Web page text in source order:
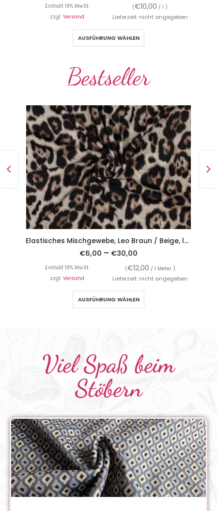
Enthält 19% MwSt. (€10,00 / 1 )
zzgl. Versand Lieferzeit: nicht angegeben
AUSFÜHRUNG WÄHLEN
Bestseller
Elastisches Mischgewebe, Leo Braun / Beige, leicht fallend
€6,00 – €30,00
Enthält 19% MwSt. (€12,00 / 1 Meter )
zzgl. Versand Lieferzeit: nicht angegeben
AUSFÜHRUNG WÄHLEN
Viel Spaß beim
Stöbern